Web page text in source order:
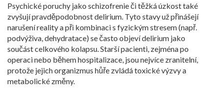
Psychické poruchy jako schizofrenie či těžká úzkost také
zvyšují pravděpodobnost delirium. Tyto stavy už přinášejí
narušení reality a při kombinaci s fyzickým stresem (např.
podvýživa, dehydratace) se často objeví delirium jako
součást celkového kolapsu. Starší pacienti, zejména po
operaci nebo během hospitalizace, jsou nejvíce zranitelní,
protože jejich organizmus hůře zvládá toxické výzvy a
metabolické změny.